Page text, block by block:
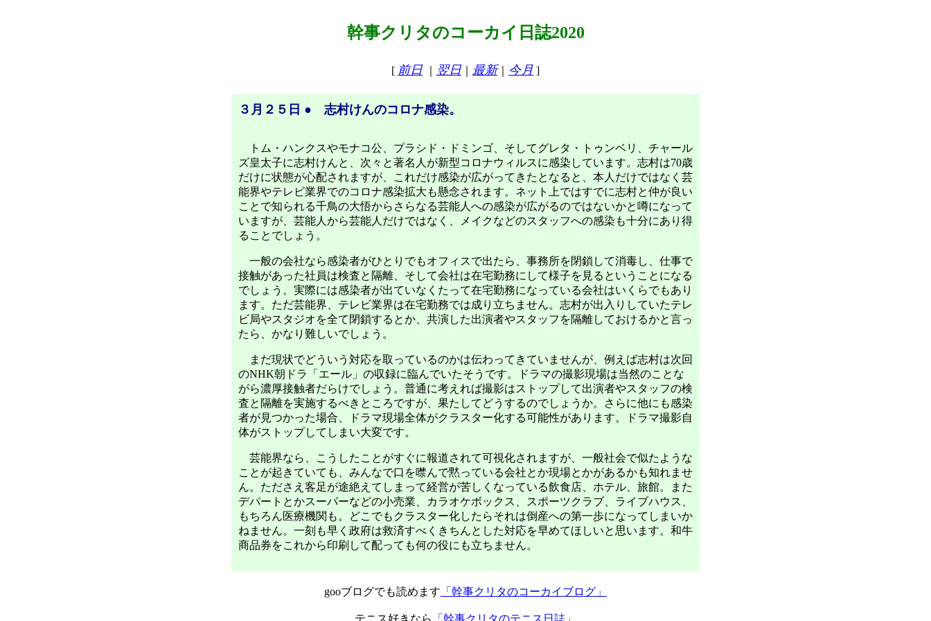
幹事クリタのコーカイ日誌2020
[ 前日 翌日 最新｜ 今月 ]
３月２５日 ● 志村けんのコロナ感染。
トム・ハンクスやモナコ公、プラシド・ドミンゴ、そしてグレタ・トゥンベリ、チャール
ズ皇太子に志村けんと、次々と著名人が新型コロナウィルスに感染しています。志村は70歳
だけに状態が心配されますが、これだけ感染が広がってきたとなると、本人だけではなく芸
能界やテレビ業界でのコロナ感染拡大も懸念されます。ネット上ではすでに志村と仲が良い
ことで知られる千鳥の大悟からさらなる芸能人への感染が広がるのではないかと噂になって
いますが、芸能人から芸能人だけではなく、メイクなどのスタッフへの感染も十分にあり得
ることでしょう。
一般の会社なら感染者がひとりでもオフィスで出たら、事務所を閉鎖して消毒し、仕事で
接触があった社員は検査と隔離、そして会社は在宅勤務にして様子を見るということになる
でしょう。実際には感染者が出ていなくたって在宅勤務になっている会社はいくらでもあり
ます。ただ芸能界、テレビ業界は在宅勤務では成り立ちません。志村が出入りしていたテレ
ビ局やスタジオを全て閉鎖するとか、共演した出演者やスタッフを隔離しておけるかと言っ
たら、かなり難しいでしょう。
まだ現状でどういう対応を取っているのかは伝わってきていませんが、例えば志村は次回
のNHK朝ドラ「エール」の収録に臨んでいたそうです。ドラマの撮影現場は当然のことな
がら濃厚接触者だらけでしょう。普通に考えれば撮影はストップして出演者やスタッフの検
査と隔離を実施するべきところですが、果たしてどうするのでしょうか。さらに他にも感染
者が見つかった場合、ドラマ現場全体がクラスター化する可能性があります。ドラマ撮影自
体がストップしてしまい大変です。
芸能界なら、こうしたことがすぐに報道されて可視化されますが、一般社会で似たような
ことが起きていても、みんなで口を噤んで黙っている会社とか現場とかがあるかも知れませ
ん。たださえ客足が途絶えてしまって経営が苦しくなっている飲食店、ホテル、旅館。また
デパートとかスーパーなどの小売業、カラオケボックス、スポーツクラブ、ライブハウス、
もちろん医療機関も。どこでもクラスター化したらそれは倒産への第一歩になってしまいか
ねません。一刻も早く政府は救済すべくきちんとした対応を早めてほしいと思います。和牛
商品券をこれから印刷して配っても何の役にも立ちません。
gooブログでも読めます 「幹事クリタのコーカイブログ」
テニス好きなら 「幹事クリタのテニス日誌」